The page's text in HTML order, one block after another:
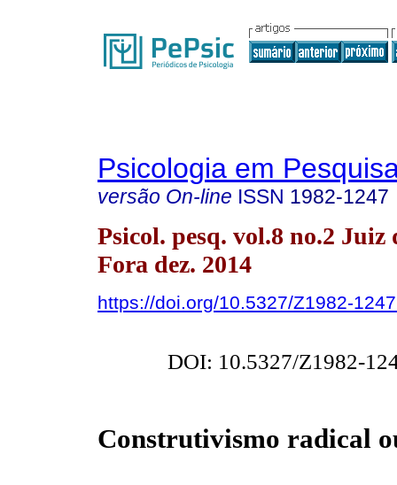
Psicologia em
versão On-line ISSN 1982-1247
Psicol. pesq. vol.8 no.2 Juiz
Fora dez. 2014
https://doi.org/10.5327/Z1982-
DOI: 10.5327/Z1982-
Construtivismo radical